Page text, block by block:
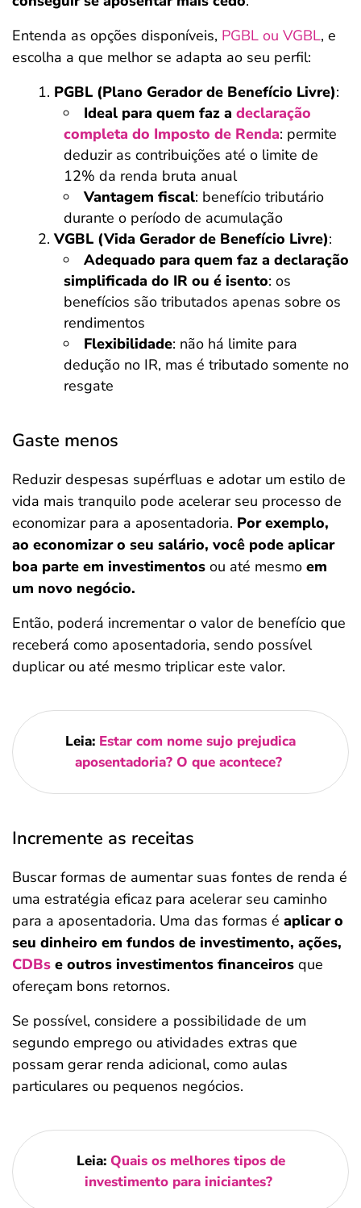
Entenda as opções disponíveis, PGBL ou VGBL, e
escolha a que melhor se adapta ao seu perfil:
PGBL (Plano Gerador de Benefício Livre):
Ideal para quem faz a declaração
completa do Imposto de Renda: permite
deduzir as contribuições até o limite de
12% da renda bruta anual
Vantagem fiscal: benefício tributário
durante o período de acumulação
VGBL (Vida Gerador de Benefício Livre):
Adequado para quem faz a declaração
simplificada do IR ou é isento: os
benefícios são tributados apenas sobre os
rendimentos
Flexibilidade: não há limite para
dedução no IR, mas é tributado somente no
resgate
Gaste menos
Reduzir despesas supérfluas e adotar um estilo de
vida mais tranquilo pode acelerar seu processo de
economizar para a aposentadoria. Por exemplo,
ao economizar o seu salário, você pode aplicar
boa parte em investimentos ou até mesmo em
um novo negócio.
Então, poderá incrementar o valor de benefício que
receberá como aposentadoria, sendo possível
duplicar ou até mesmo triplicar este valor.
Leia: Estar com nome sujo prejudica
aposentadoria? O que acontece?
Incremente as receitas
Buscar formas de aumentar suas fontes de renda é
uma estratégia eficaz para acelerar seu caminho
para a aposentadoria. Uma das formas é aplicar o
seu dinheiro em fundos de investimento, ações,
CDBs e outros investimentos financeiros que
ofereçam bons retornos.
Se possível, considere a possibilidade de um
segundo emprego ou atividades extras que
possam gerar renda adicional, como aulas
particulares ou pequenos negócios.
Leia: Quais os melhores tipos de
investimento para iniciantes?